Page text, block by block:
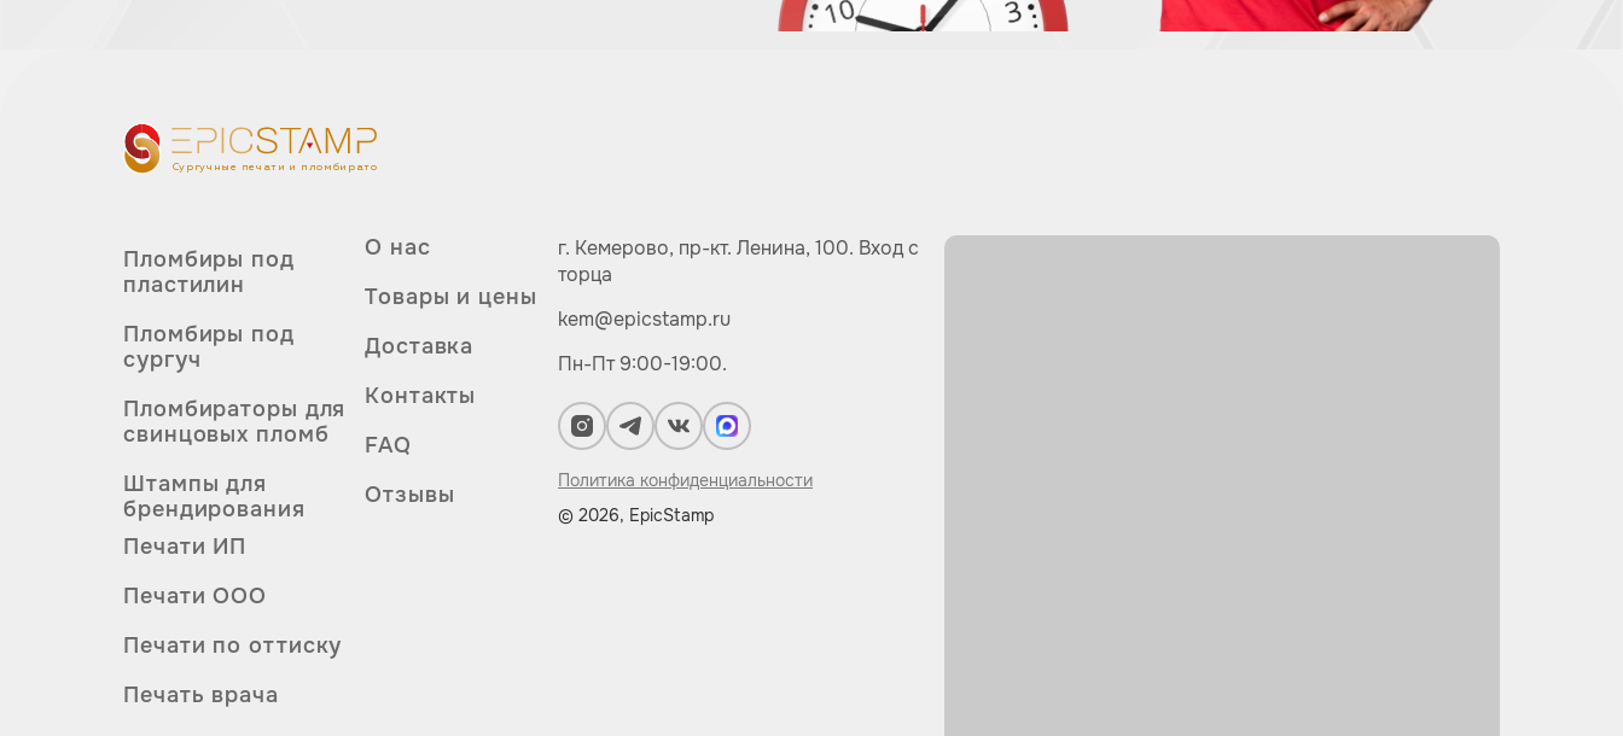
Сургучные печати и пломбираторы
Печати ИП
Печати ООО
Печати по оттиску
Печать врача
Пломбираторы для
свинцовых пломб
Пломбиры под
пластилин
Пломбиры под
сургуч
Штампы для
брендирования
О нас
Товары и цены
Доставка
Контакты
FAQ
Отзывы
г. Кемерово, пр-кт. Ленина, 100. Вход с
торца
kem@epicstamp.ru
Пн-Пт 9:00-19:00.
Политика конфиденциальности
© 2026, EpicStamp